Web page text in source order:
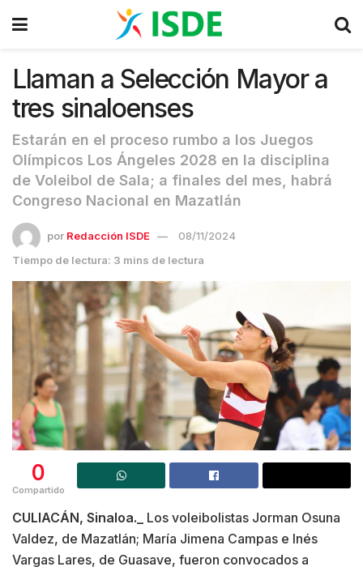
Llaman a Selección Mayor a
tres sinaloenses
Estarán en el proceso rumbo a los Juegos
Olímpicos Los Ángeles 2028 en la disciplina
de Voleibol de Sala; a finales del mes, habrá
Congreso Nacional en Mazatlán
por Redacción ISDE
08/11/2024
Tiempo de lectura: 3 mins de lectura
0
Compartido
CULIACÁN, Sinaloa._
Los voleibolistas Jorman Osuna
Valdez, de Mazatlán; María Jimena Campas e Inés
Vargas Lares, de Guasave, fueron convocados a